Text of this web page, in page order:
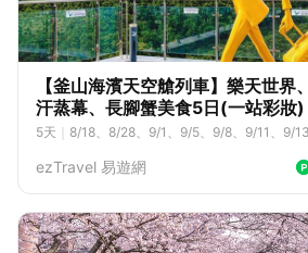
【釜山海濱天空艙列車】樂天世界
汗蒸幕、長腳蟹美食5日(一站彩妝)
5天
8/18、8/28、9/1、9/5、9/8、9/11、9/
24、11/28、12/1、12/4、12/5、12/8、12/11
ezTravel 易遊網